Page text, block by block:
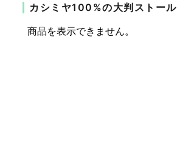
カシミヤ100%の大判ストール